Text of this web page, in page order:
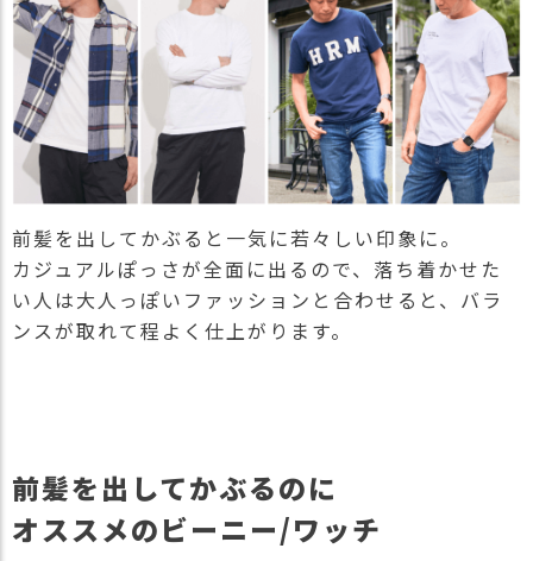
前髪を出してかぶると一気に若々しい印象に。
カジュアルぽっさが全面に出るので、落ち着かせた
い人は大人っぽいファッションと合わせると、バラ
ンスが取れて程よく仕上がります。
前髪を出してかぶるのに
オススメのビーニー/ワッチ